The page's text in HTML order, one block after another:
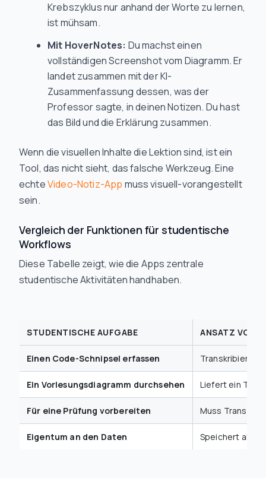
Krebszyklus nur anhand der Worte zu lernen,
ist mühsam.
Mit HoverNotes: Du machst einen
vollständigen Screenshot vom Diagramm. Er
landet zusammen mit der KI-
Zusammenfassung dessen, was der
Professor sagte, in deinen Notizen. Du hast
das Bild und die Erklärung zusammen.
Wenn die visuellen InhaltedieLektion sind, ist ein
Tool, das nicht sieht, das falsche Werkzeug. Eine
echteVideo-Notiz-App muss visuell-vorangestellt
sein.
Vergleich der Funktionen für studentische
Workflows
Diese Tabelle zeigt, wie die Apps zentrale
studentische Aktivitäten handhaben.
STUDENTISCHE AUFGABE ANSATZ VON
Einen Code-Schnipsel erfassen Transkribiert
Ein Vorlesungsdiagramm durchsehen Liefert ein
Für eine Prüfung vorbereiten Muss
Eigentum an den Daten Speichert alle